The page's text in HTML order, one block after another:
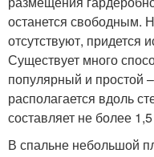
останется свободным.
отсутствуют, придется
Существует много
популярный и простой
располагается вдоль
составляет не более
В спальне небольшой